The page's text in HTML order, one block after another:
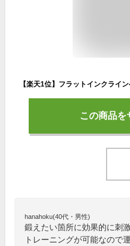
この商品を
hanahoku(40代・男性)
鍛えたい箇所に効果的に刺
トレーニングが可能なので